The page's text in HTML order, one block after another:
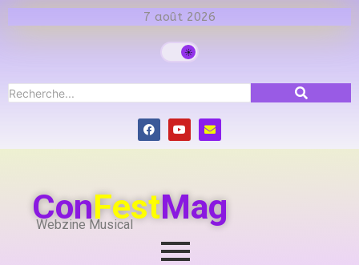
7 août 2026
ConFestMag
Webzine Musical